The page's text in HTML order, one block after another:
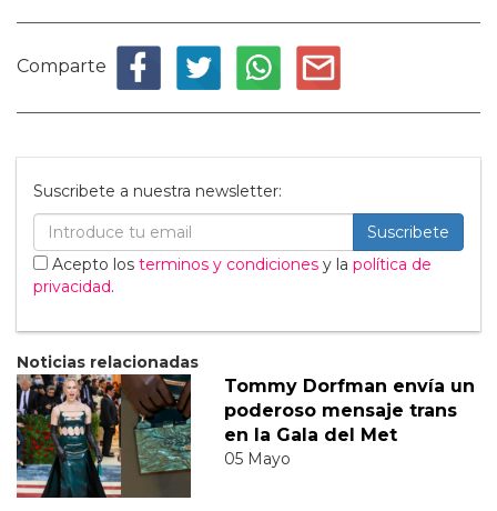
Comparte
Suscribete a nuestra newsletter:
Suscribete
Acepto los terminos y condiciones y la política de
privacidad.
Noticias relacionadas
Tommy Dorfman envía un
poderoso mensaje trans
en la Gala del Met
05 Mayo